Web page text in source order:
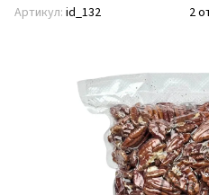
Артикул: id_132 2